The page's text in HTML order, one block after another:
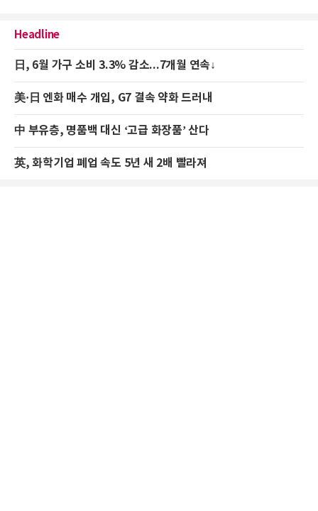
Headline
日, 6월 가구 소비 3.3% 감소...7개월 연속↓
美·日 엔화 매수 개입, G7 결속 약화 드러내
中 부유층, 명품백 대신 ‘고급 화장품’ 산다
英, 화학기업 폐업 속도 5년 새 2배 빨라져